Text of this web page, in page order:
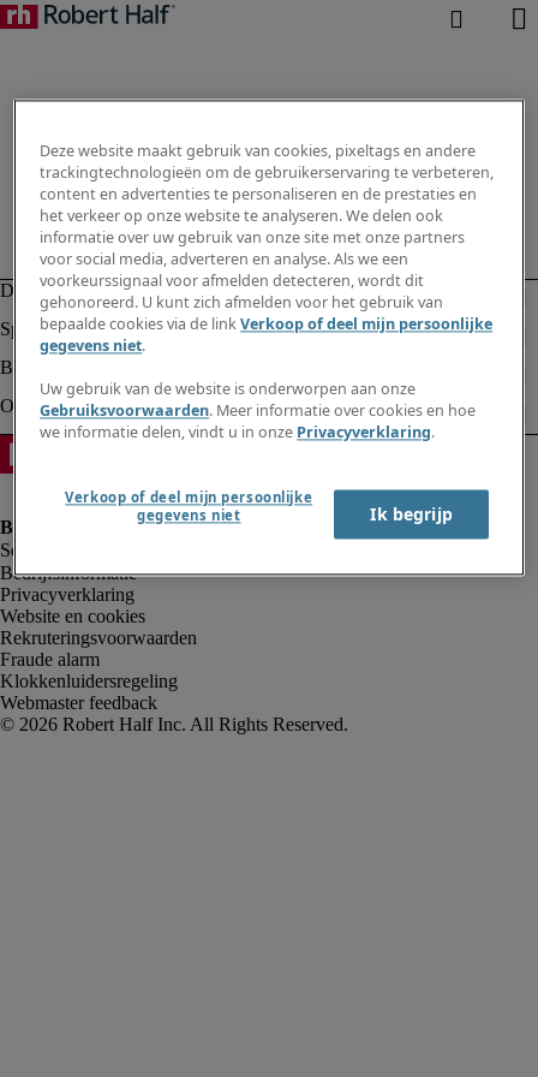
Bedrijfsinformatie
Privacyverklaring
Website en cookies
Rekruteringsvoorwaarden
Fraude alarm
Klokkenluidersregeling
Webmaster feedback
Deze website maakt gebruik van cookies, pixeltags en andere
trackingtechnologieën om de gebruikerservaring te verbeteren,
content en advertenties te personaliseren en de prestaties en
het verkeer op onze website te analyseren. We delen ook
informatie over uw gebruik van onze site met onze partners
voor social media, adverteren en analyse. Als we een
voorkeurssignaal voor afmelden detecteren, wordt dit
gehonoreerd. U kunt zich afmelden voor het gebruik van
bepaalde cookies via de linkVerkoop of deel mijn persoonlijke
gegevens niet.
Uw gebruik van de website is onderworpen aan onze
Gebruiksvoorwaarden. Meer informatie over cookies en hoe
we informatie delen, vindt u in onze Privacyverklaring.
Verkoop of deel mijn persoonlijke
gegevens niet
Ik begrijp